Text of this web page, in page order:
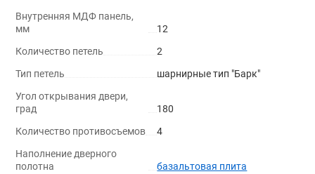
Внутренняя МДФ панель,
мм
12
Количество петель
2
Тип петель
шарнирные тип "Барк"
Угол открывания двери,
град
180
Количество противосъемов
4
Наполнение дверного
полотна
базальтовая плита